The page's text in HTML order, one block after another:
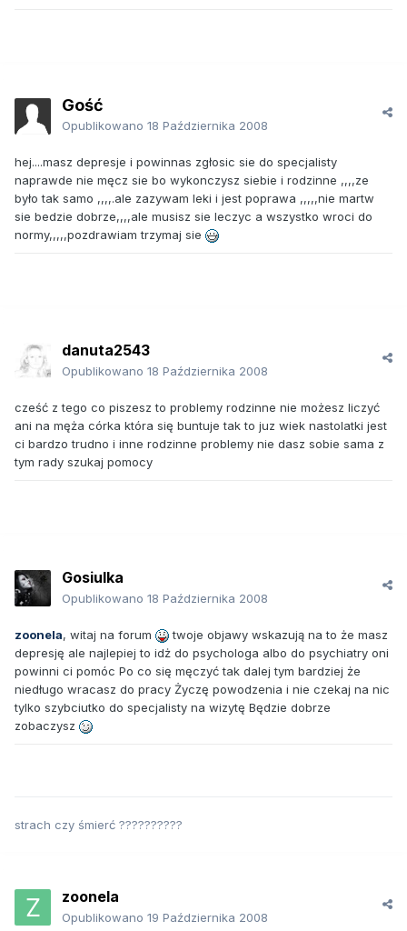
Gość
Opublikowano 18 Października 2008
hej....masz depresje i powinnas zgłosic sie do specjalisty
naprawde nie męcz sie bo wykonczysz siebie i rodzinne ,,,,ze
było tak samo ,,,,.ale zazywam leki i jest poprawa ,,,,,nie martw
sie bedzie dobrze,,,,ale musisz sie leczyc a wszystko wroci do
normy,,,,,pozdrawiam trzymaj sie
danuta2543
Opublikowano 18 Października 2008
cześć z tego co piszesz to problemy rodzinne nie możesz liczyć
ani na męża córka która się buntuje tak to juz wiek nastolatki jest
ci bardzo trudno i inne rodzinne problemy nie dasz sobie sama z
tym rady szukaj pomocy
Gosiulka
Opublikowano 18 Października 2008
zoonela, witaj na forum
twoje objawy wskazują na to że masz
depresję ale najlepiej to idż do psychologa albo do psychiatry oni
powinni ci pomóc Po co się męczyć tak dalej tym bardziej że
niedługo wracasz do pracy Życzę powodzenia i nie czekaj na nic
tylko szybciutko do specjalisty na wizytę Będzie dobrze
zobaczysz
strach czy śmierć ??????????
zoonela
Opublikowano 19 Października 2008